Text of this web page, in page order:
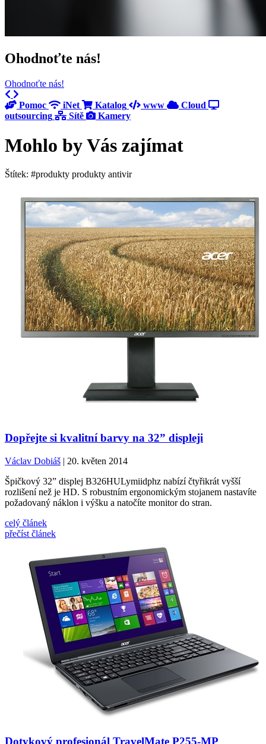
Ohodnoťte nás!
Ohodnoťte nás!
Previous
Pomoc
iNet Katalog www
Cloud
outsourcing
Sítě Kamery
Mohlo by Vás zajímat
Štítek: #produkty produkty antivir
Dopřejte si kvalitní barvy na 32” displeji
Václav Dobiáš | 20. květen 2014
Špičkový 32” displej B326HULymiidphz nabízí čtyřikrát vyšší
rozlišení než je HD. S robustním ergonomickým stojanem nastavíte
požadovaný náklon i výšku a natočíte monitor do stran.
celý článek
přečíst článek
Dotykový profesionál TravelMate P255-MP